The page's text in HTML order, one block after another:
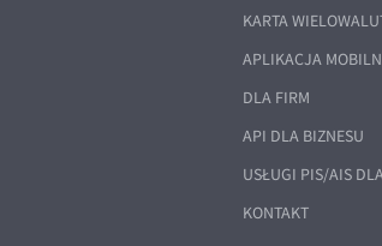
KARTA
APLIKACJA
DLA FIRM
API DLA BIZNESU
USŁUGI PIS/AIS
KONTAKT